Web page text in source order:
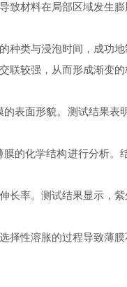
材料在局部区域发生膨
种类与浸泡时间，成功
联较强，从而形成渐变的
表面形貌。测试结果
的化学结构进行分析
长率。测试结果显示，
择性溶胀的过程导致薄